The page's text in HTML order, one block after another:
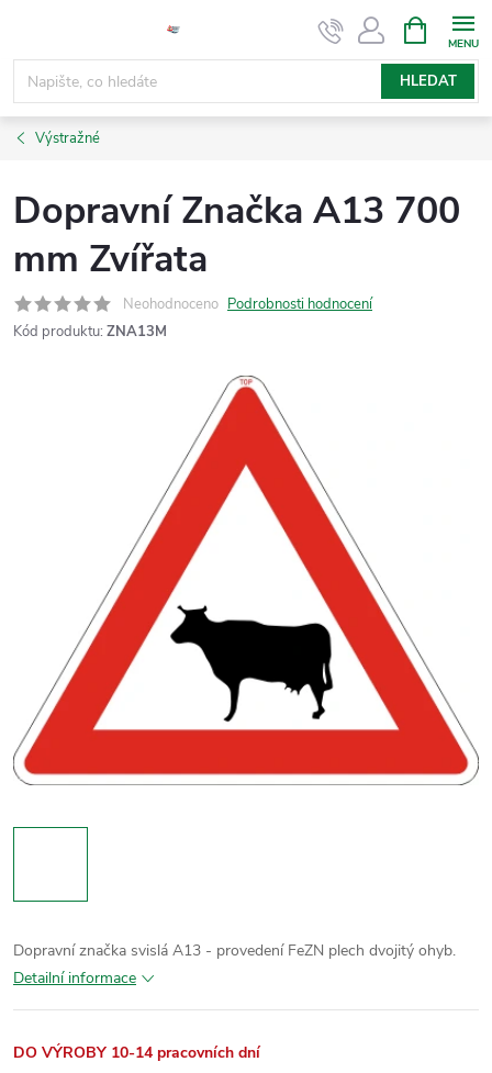
obsah
HLEDAT
NÁKUPNÍ
KOŠÍK
Výstražné
Dopravní Značka A13 700
mm Zvířata
Neohodnoceno Podrobnosti hodnocení
Kód produktu: ZNA13M
Dopravní značka svislá A13 - provedení FeZN plech dvojitý ohyb.
Detailní informace
DO VÝROBY 10-14 pracovních dní